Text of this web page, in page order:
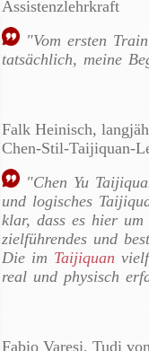
Assistenzlehrkraft
"Vom ersten
tatsächlich, meine
Falk Heinisch,
Chen-Stil-Taijiquan-
"Chen Yu
und logisches
klar, dass es hier um
zielführendes und
Die im Taijiquan
real und physisch
Fabio Varesi, Tudi